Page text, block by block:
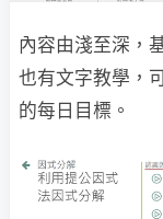
內容由淺至深，
也有文字教學，
的每日目標。